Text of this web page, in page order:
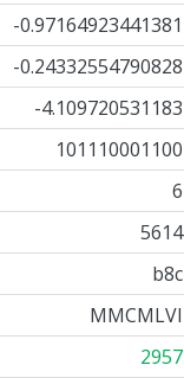
-0.97164923441381
-0.24332554790828
-4.109720531183
101110001100
6
5614
b8c
MMCMLVI
2957